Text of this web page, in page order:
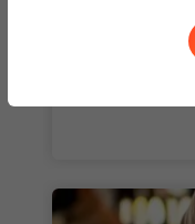
A Black Friday
mundo do